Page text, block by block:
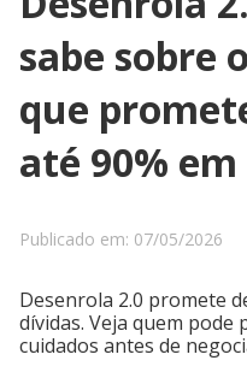
sabe sobre
que
até 90%
Publicado em: 07/05/2026
Desenrola 2.0 promete
dívidas. Veja quem
cuidados antes de